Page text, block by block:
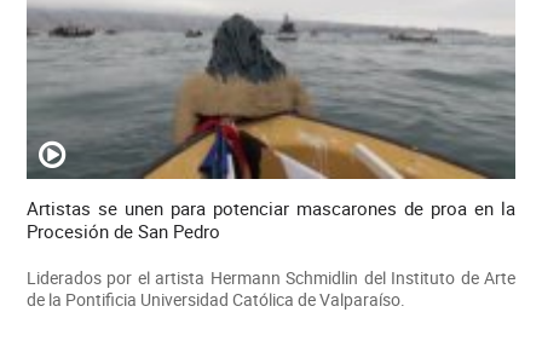
Artistas se unen para potenciar mascarones de proa en la
Procesión de San Pedro
Liderados por el artista Hermann Schmidlin del Instituto de Arte
de la Pontificia Universidad Católica de Valparaíso.